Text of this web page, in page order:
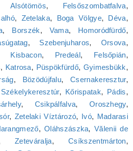
Alsótömös, Felsőszombatfalva,
, Zetelaka, Boga Völgye, Déva,
, Borszék, Vama, Homoródfürdő,
, Szebenjuharos, Orsova,
Kisbacon, Predeál, Felsőpián,
, Katrosa, Püspökfürdő, Gyimesbükk,
, Bözödújfalu,Csernakeresztur,
Székelykeresztúr, Kőrispatak, Pádis,
, Csikpálfalva, Oroszhegy,
, Zetelaki Víztározó, Ivó, Madarasi
,Oláhszászka, Vălenii de
Zeteváralja,Csíkszentmárton,